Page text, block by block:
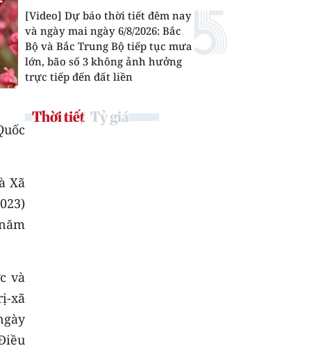
Xã
và
xã
[Video] Dự báo thời tiết đêm nay
và ngày mai ngày 6/8/2026: Bắc
Bộ và Bắc Trung Bộ tiếp tục mưa
lớn, bão số 3 không ảnh hưởng
trực tiếp đến đất liền
Thời tiết Tỷ giá